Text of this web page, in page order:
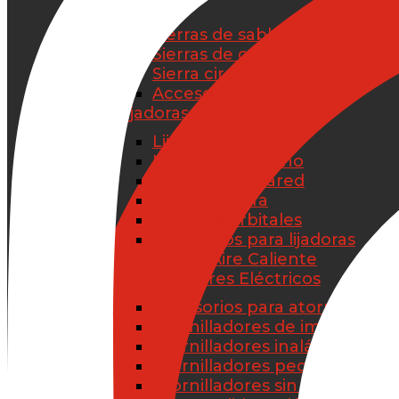
Sierras de sable
Sierras de calar
Sierra circular
Accesorios para sierras
Lijadoras
Lijadoras mouse
Lijadoras de mano
Lijadoras de pared
Lijadoras jirafa
Lijadoras orbitales
Accesorios para lijadoras
Pistolas de Aire Caliente
Atornilladores Eléctricos
Accesorios para
Atornilladores de impacto
Atornilladores inalámbricos
Atornilladores pequeños
Atornilladores sin cable